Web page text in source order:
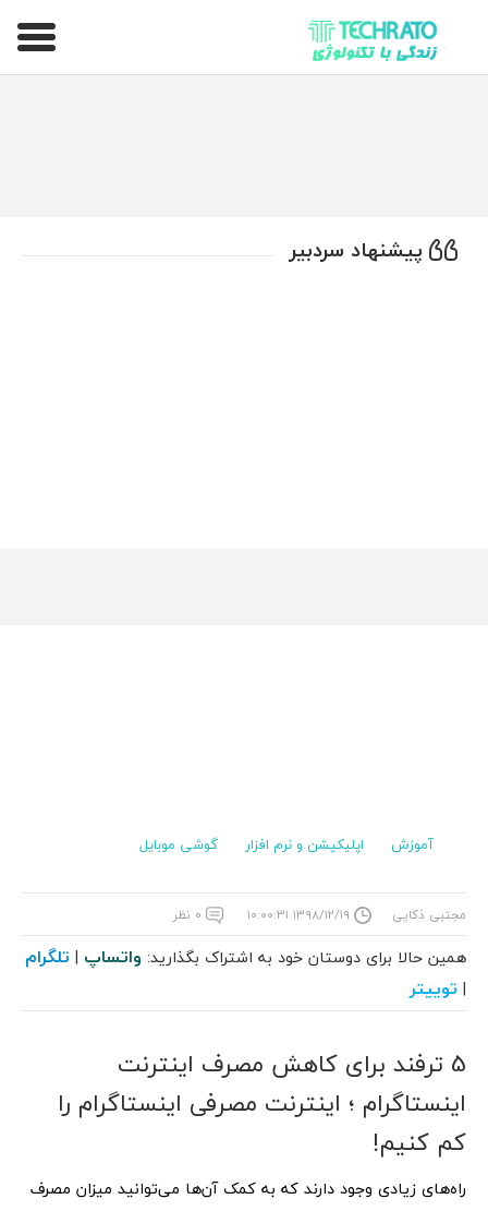
تکراتو – زندگی با تکنولوژی
پیشنهاد سردبیر
آموزش اپلیکیشن و نرم افزار گوشی موبایل
مجتبی ذکایی ۱۳۹۸/۱۲/۱۹ ۱۰:۰۰:۳۱ ۰ نظر
همین حالا برای دوستان خود به اشتراک بگذارید: واتساپ | تلگرام
| توییتر
5 ترفند برای کاهش مصرف اینترنت
اینستاگرام ؛ اینترنت مصرفی اینستاگرام را
کم کنیم!
راه‌های زیادی وجود دارند که به کمک آن‌ها می‌توانید میزان مصرف